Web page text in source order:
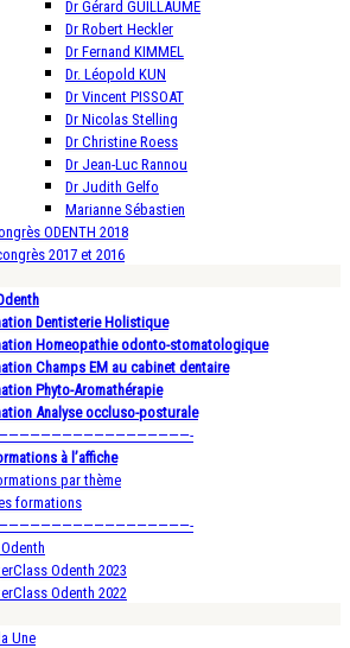
Dr Gérard GUILLAUME
Dr Robert Heckler
Dr Fernand KIMMEL
Dr. Léopold KUN
Dr Vincent PISSOAT
Dr Nicolas Stelling
Dr Christine Roess
Dr Jean-Luc Rannou
Dr Judith Gelfo
Marianne Sébastien
ODENTH 2018
2017 et 2016
Dentisterie Holistique
Homeopathie odonto-stomatologique
Champs EM au cabinet dentaire
Phyto-Aromathérapie
Analyse occluso-posturale
à l’affiche
par thème
formations
Odenth 2023
Odenth 2022
Une